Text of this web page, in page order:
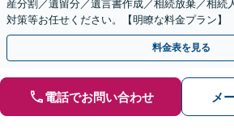
産分割／遺留分／遺言書作成／相続放棄／相続
対策等お任せください。【明瞭な料金プラン】
話相談可】
料金表を見る
電話でお問い合わせ メ